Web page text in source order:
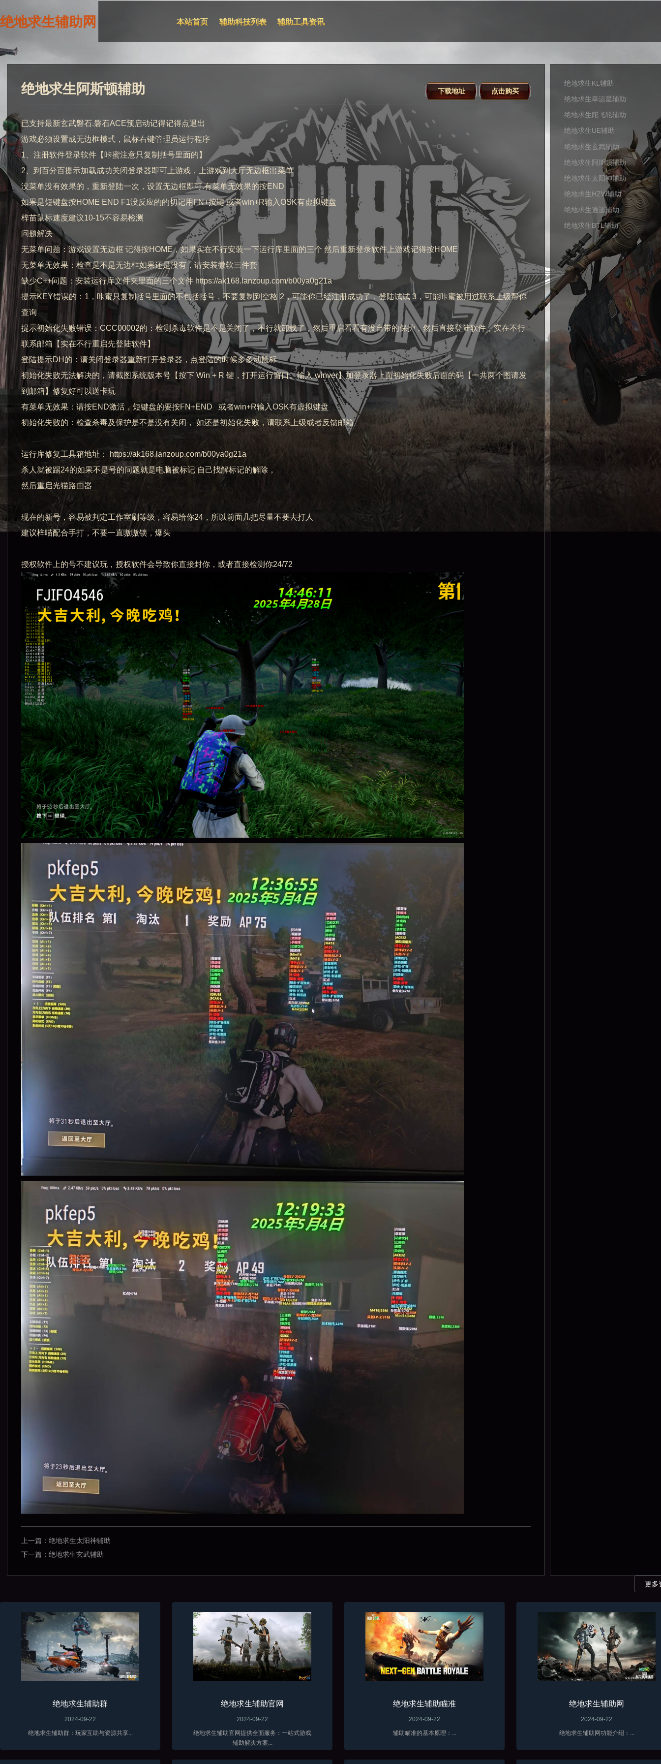
绝地求生辅助网 本站首页 辅助科技列表 辅助工具资讯
下载地址 点击购买
绝地求生阿斯顿辅助
已支持最新玄武磐石.磐石ACE预启动记得记得点退出
游戏必须设置成无边框模式，鼠标右键管理员运行程序
1、注册软件登录软件【咔蜜注意只复制括号里面的】
2、到百分百提示加载成功关闭登录器即可上游戏，上游戏到大厅无边框出菜单
没菜单没有效果的，重新登陆一次，设置无边框即可.有菜单无效果的按END
如果是短键盘按HOME END F1没反应的的切记用FN+按键 或者win+R输入OSK有虚拟键盘
梓苗鼠标速度建议10-15不容易检测
问题解决
无菜单问题：游戏设置无边框 记得按HOME，如果实在不行安装一下运行库里面的三个 然后重新登录软件上游戏记得按HOME
无菜单无效果：检查是不是无边框如果还是没有，请安装微软三件套
缺少C++问题：安装运行库文件夹里面的三个文件 https://ak168.lanzoup.com/b00ya0g21a
提示KEY错误的：1，咔蜜只复制括号里面的不包括括号，不要复制到空格 2，可能你已经注册成功了，登陆试试 3，可能咔蜜被用过联系上级帮你
查询
提示初始化失败错误：CCC00002的：检测杀毒软件是不是关闭了，不行就卸载了，然后重启看看有没自带的保护，然后直接登陆软件，实在不行
联系邮箱【实在不行重启先登陆软件】
登陆提示DH的：请关闭登录器重新打开登录器，点登陆的时候多多动鼠标
初始化失败无法解决的，请截图系统版本号【按下 Win + R 键，打开运行窗口。输入 winver】加登录器上面初始化失败后面的码【一共两个图请发
到邮箱】修复好可以送卡玩
有菜单无效果：请按END激活，短键盘的要按FN+END 或者win+R输入OSK有虚拟键盘
初始化失败的：检查杀毒及保护是不是没有关闭， 如还是初始化失败，请联系上级或者反馈邮箱
运行库修复工具箱地址： https://ak168.lanzoup.com/b00ya0g21a
杀人就被踢24的如果不是号的问题就是电脑被标记 自己找解标记的解除，
然后重启光猫路由器
现在的新号，容易被判定工作室刷等级，容易给你24，所以前面几把尽量不要去打人
建议梓喵配合手打，不要一直嗷嗷锁，爆头
授权软件上的号不建议玩，授权软件会导致你直接封你，或者直接检测你24/72
上一篇： 绝地求生太阳神辅助
下一篇： 绝地求生玄武辅助
绝地求生KL辅助
绝地求生幸运星辅助
绝地求生陀飞轮辅助
绝地求生UE辅助
绝地求生玄武辅助
绝地求生阿斯顿辅助
绝地求生太阳神辅助
绝地求生HZW辅助
绝地求生逍遥辅助
绝地求生BTL辅助
更多
绝地求生辅助群
2024-09-22
绝地求生辅助群：玩家互助与资源共享...
绝地求生辅助官网
2024-09-22
绝地求生辅助官网提供全面服务：一站式游戏
辅助解决方案...
绝地求生辅助瞄准
2024-09-22
辅助瞄准的基本原理：...
绝地求生辅助网
2024-09-22
绝地求生辅助网功能介绍：...